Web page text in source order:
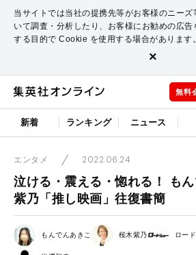
当サイトでは当社の提携先等がお客様のニーズ
いて調査・分析したり、お客様にお勧めの広告
する目的で Cookie を使用する場合があります。
×
無料
新着 ランキング ニュース
エンタメ 2022.06.24
泣ける・震える・惚れる！ も
紫乃「推し映画」往復書簡
もんでんあきこ 桜木紫乃 ロー